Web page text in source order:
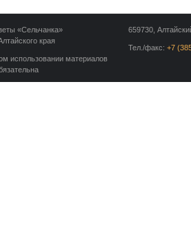
659730,
Тел./факс: +7
«Сельчанка»
края
использовании материалов